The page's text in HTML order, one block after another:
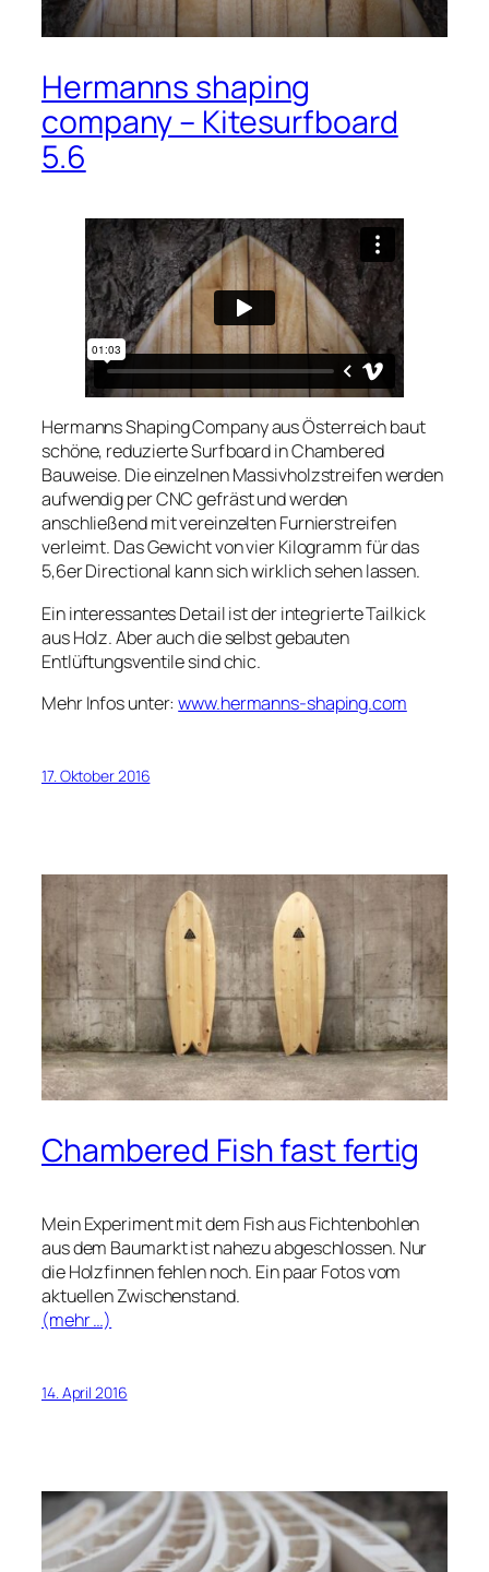
Hermanns shaping
company – Kitesurfboard
5.6
Hermanns Shaping Companyaus Österreich baut
schöne, reduzierte Surfboard in Chambered
Bauweise. Die einzelnen Massivholzstreifen werden
aufwendig per CNC gefräst und werden
anschließend mit vereinzelten Furnierstreifen
verleimt. Das Gewicht von vier Kilogramm für das
5,6er Directional kann sich wirklich sehen lassen.
Ein interessantes Detail ist der integrierte Tailkick
aus Holz. Aber auch die selbst gebauten
Entlüftungsventile sind chic.
Mehr Infos unter:www.hermanns-shaping.com
17. Oktober 2016
Chambered Fish fast fertig
Mein Experiment mit dem Fish aus Fichtenbohlen
aus dem Baumarkt ist nahezu abgeschlossen. Nur
die Holzfinnen fehlen noch. Ein paar Fotos vom
aktuellen Zwischenstand.
(mehr …)
14. April 2016